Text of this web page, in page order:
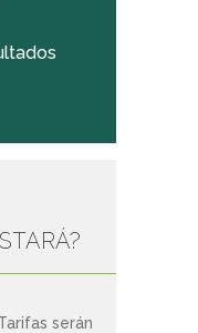
serán